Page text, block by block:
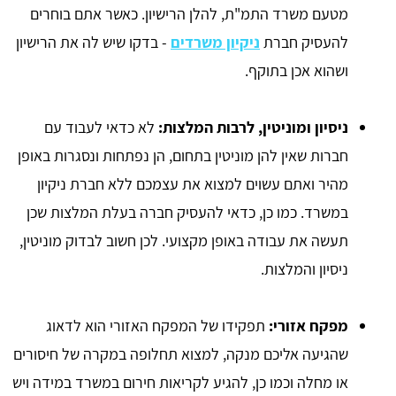
מטעם משרד התמ"ת, להלן הרישיון. כאשר אתם בוחרים
להעסיק חברת ניקיון משרדים - בדקו שיש לה את הרישיון
ושהוא אכן בתוקף.
ניסיון ומוניטין, לרבות המלצות: לא כדאי לעבוד עם
חברות שאין להן מוניטין בתחום, הן נפתחות ונסגרות באופן
מהיר ואתם עשוים למצוא את עצמכם ללא חברת ניקיון
במשרד. כמו כן, כדאי להעסיק חברה בעלת המלצות שכן
תעשה את עבודה באופן מקצועי. לכן חשוב לבדוק מוניטין,
ניסיון והמלצות.
מפקח אזורי: תפקידו של המפקח האזורי הוא לדאוג
שהגיעה אליכם מנקה, למצוא תחלופה במקרה של חיסורים
או מחלה וכמו כן, להגיע לקריאות חירום במשרד במידה ויש